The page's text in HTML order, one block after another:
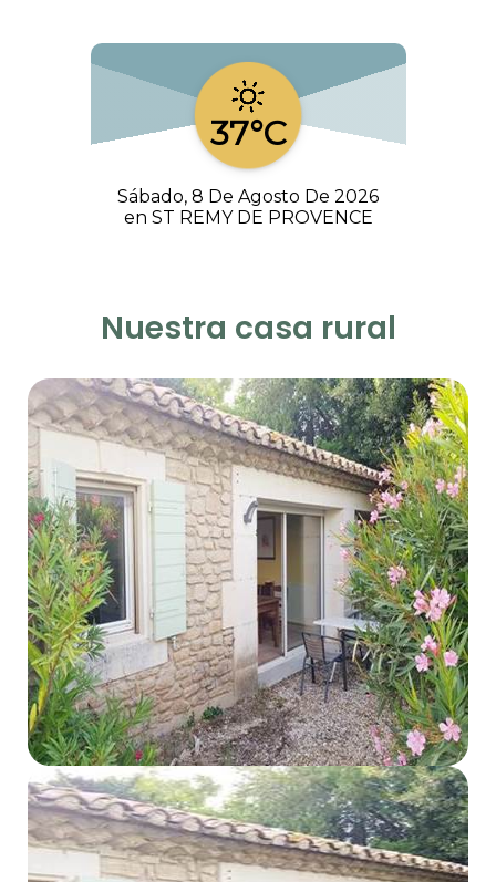
37°C
Sábado, 8 De Agosto De 2026
en ST REMY DE PROVENCE
Nuestra casa rural